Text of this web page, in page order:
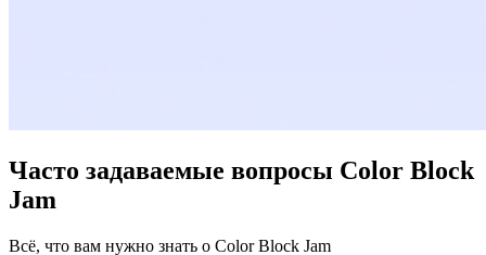
Часто задаваемые вопросы Color Block
Jam
Всё, что вам нужно знать о Color Block Jam